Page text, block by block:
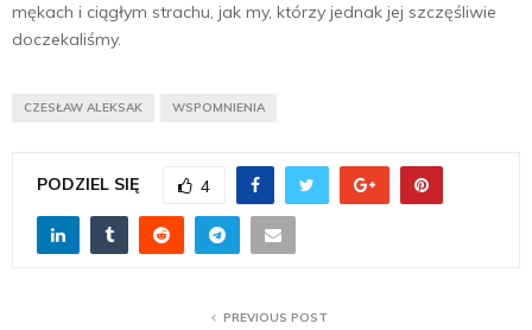
mękach i ciągłym strachu, jak my, którzy jednak jej szczęśliwie
doczekaliśmy.
CZESŁAW ALEKSAK WSPOMNIENIA
PODZIEL SIĘ 4
PREVIOUS POST